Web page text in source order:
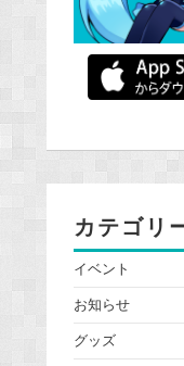
カテゴリ
イベント
お知らせ
グッズ